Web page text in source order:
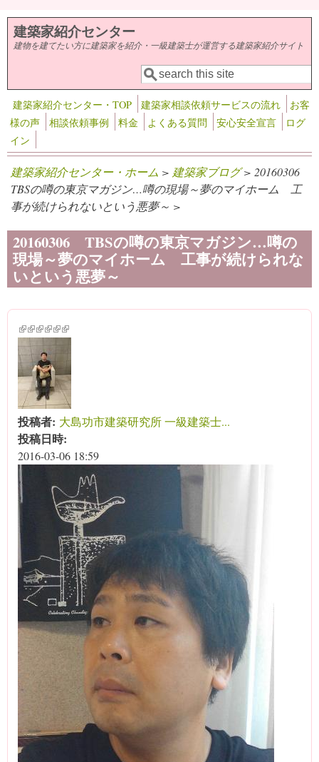
メインコンテンツに移動
建築家紹介センター
建物を建てたい方に建築家を紹介・一級建築士が運営する建築家紹介サイト
検索フォーム
検索
建築家紹介センター・TOP 建築家相談依頼サービスの流れ
お客
様の声
相談依頼事例 料金 よくある質問 安心安全宣言
ログ
イン
建築家紹介センター・ホーム > 建築家ブログ> 20160306
TBSの噂の東京マガジン…噂の現場～夢のマイホーム 工
事が続けられないという悪夢～ >
20160306 TBSの噂の東京マガジン…噂の
現場～夢のマイホーム 工事が続けられな
いという悪夢～
(link is external)
(link is external)
(link is external)
(link is external)
(link is external)
(link is external)
投稿者: 大島功市建築研究所 一級建築士...
投稿日時:
2016-03-06 18:59